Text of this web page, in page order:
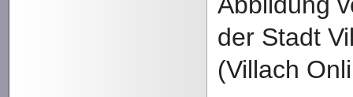
der Stadt
(Villach